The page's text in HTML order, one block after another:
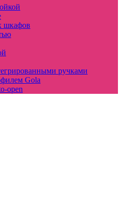
шкафов
ручками
Gola
open